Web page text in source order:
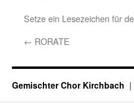
Setze ein Lesezeichen für
← RORATE
Gemischter Chor Kirchbach